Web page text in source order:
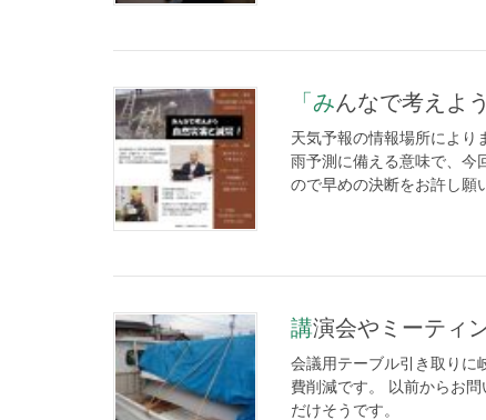
「みんなで考え
天気予報の情報場所により
雨予測に備える意味で、今
ので早めの決断をお許し
講演会やミーテ
会議用テーブル引き取りに
費削減です。 以前からお
だけそうです。